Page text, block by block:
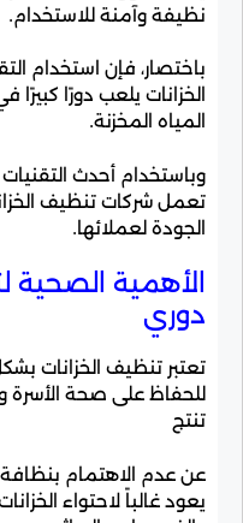
نظيفة وآمنة للاستخدام.
باختصار، فإن استخدام
الخزانات يلعب دورًا
المياه المخزنة.
وباستخدام أحدث
تعمل شركات تنظيف
الجودة لعملائها.
الأهمية الصحية
دوري
تعتبر تنظيف الخزانات
للحفاظ على صحة الأسرة
تنتج
عن عدم الاهتمام بنظافة
يعود غالباً لاحتواء